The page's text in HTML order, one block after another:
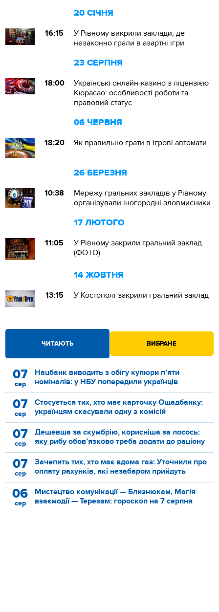
20 СІЧНЯ
16:15
У Рівному викрили заклади, де
незаконно грали в азартні ігри
23 СЕРПНЯ
18:00
Українські онлайн-казино з ліцензією
Кюрасао: особливості роботи та
правовий статус
06 ЧЕРВНЯ
18:20 Як правильно грати в ігрові автомати
26 БЕРЕЗНЯ
10:38
Мережу гральних закладів у Рівному
організували іногородні зловмисники
17 ЛЮТОГО
11:05
У Рівному закрили гральний заклад
(ФОТО)
14 ЖОВТНЯ
13:15 У Костополі закрили гральний заклад
ЧИТАЮТЬ ВИБРАНЕ
07
сер
Нацбанк виводить з обігу купюри п'яти
номіналів: у НБУ попередили українців
07
сер
Стосується тих, хто має карточку Ощадбанку:
українцям скасували одну з комісій
07
сер
Дешевша за скумбрію, корисніша за лосось:
яку рибу обов’язково треба додати до раціону
07
сер
Зачепить тих, хто має вдома газ: Уточнили про
оплату рахунків, які незабаром прийдуть
06
сер
Мистецтво комунікації — Близнюкам, Магія
взаємодії — Терезам: гороскоп на 7 серпня